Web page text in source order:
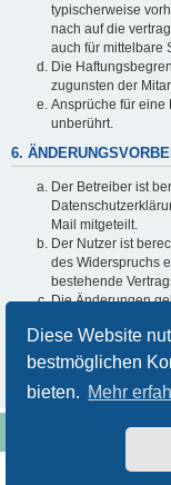
Diese Website
bestmöglichen
bieten. Mehr
typischerweise
nach auf die
auch für mittelbare
Die
zugunsten der
Ansprüche für eine
unberührt.
6.
Der Betreiber ist
Mail mitgeteilt.
Der Nutzer ist
des Widerspruchs
bestehende
Die Änderungen
Informationen über
sind in der
Foren-Übersicht